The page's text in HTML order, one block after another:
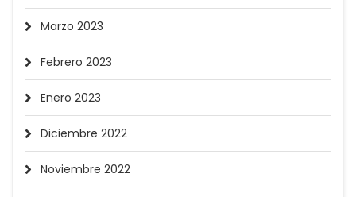
Marzo 2023
Febrero 2023
Enero 2023
Diciembre 2022
Noviembre 2022